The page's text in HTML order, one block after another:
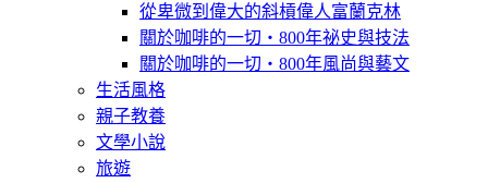
從卑微到偉大的斜槓偉人富蘭克林
關於咖啡的一切‧800年祕史與技法
關於咖啡的一切‧800年風尚與藝文
生活風格
親子教養
文學小說
旅遊